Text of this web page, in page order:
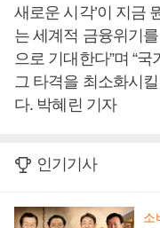
새로운 시각’이 지금
는 세계적 금융위기
으로 기대한다”며 “
그 타격을 최소화시
다. 박혜린 기자
인기기사
소